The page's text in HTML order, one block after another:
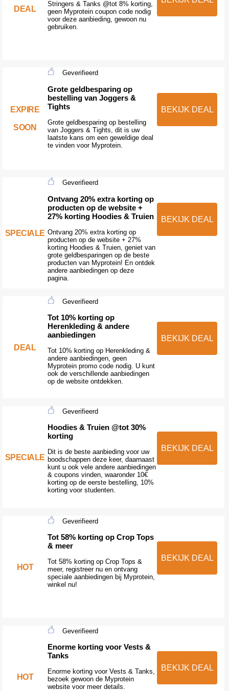
DEAL
Stringers & Tanks @tot 8% korting,
geen Myprotein coupon code nodig
voor deze aanbieding, gewoon nu
gebruiken.
EXPIRE
SOON
Geverifieerd
Grote geldbesparing op
bestelling van Joggers &
Tights
Grote geldbesparing op bestelling
van Joggers & Tights, dit is uw
laatste kans om een geweldige deal
te vinden voor Myprotein.
BEKIJK DEAL
SPECIALE
Geverifieerd
Ontvang 20% extra korting op
producten op de website +
27% korting Hoodies & Truien
Ontvang 20% extra korting op
producten op de website + 27%
korting Hoodies & Truien, geniet van
grote geldbesparingen op de beste
producten van Myprotein! En ontdek
andere aanbiedingen op deze
pagina.
BEKIJK DEAL
DEAL
Geverifieerd
Tot 10% korting op
Herenkleding & andere
aanbiedingen
Tot 10% korting op Herenkleding &
andere aanbiedingen, geen
Myprotein promo code nodig. U kunt
ook de verschillende aanbiedingen
op de website ontdekken.
BEKIJK DEAL
SPECIALE
Geverifieerd
Hoodies & Truien @tot 30%
korting
Dit is de beste aanbieding voor uw
boodschappen deze keer, daarnaast
kunt u ook vele andere aanbiedingen
& coupons vinden, waaronder 10€
korting op de eerste bestelling, 10%
korting voor studenten.
BEKIJK DEAL
HOT
Geverifieerd
Tot 58% korting op Crop Tops
& meer
Tot 58% korting op Crop Tops &
meer, registreer nu en ontvang
speciale aanbiedingen bij Myprotein,
winkel nu!
BEKIJK DEAL
HOT
Geverifieerd
Enorme korting voor Vests &
Tanks
Enorme korting voor Vests & Tanks,
bezoek gewoon de Myprotein
website voor meer details.
BEKIJK DEAL